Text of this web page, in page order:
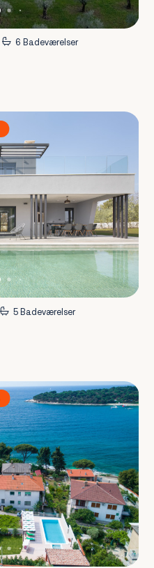
6 Badeværelser
5 Badeværelser